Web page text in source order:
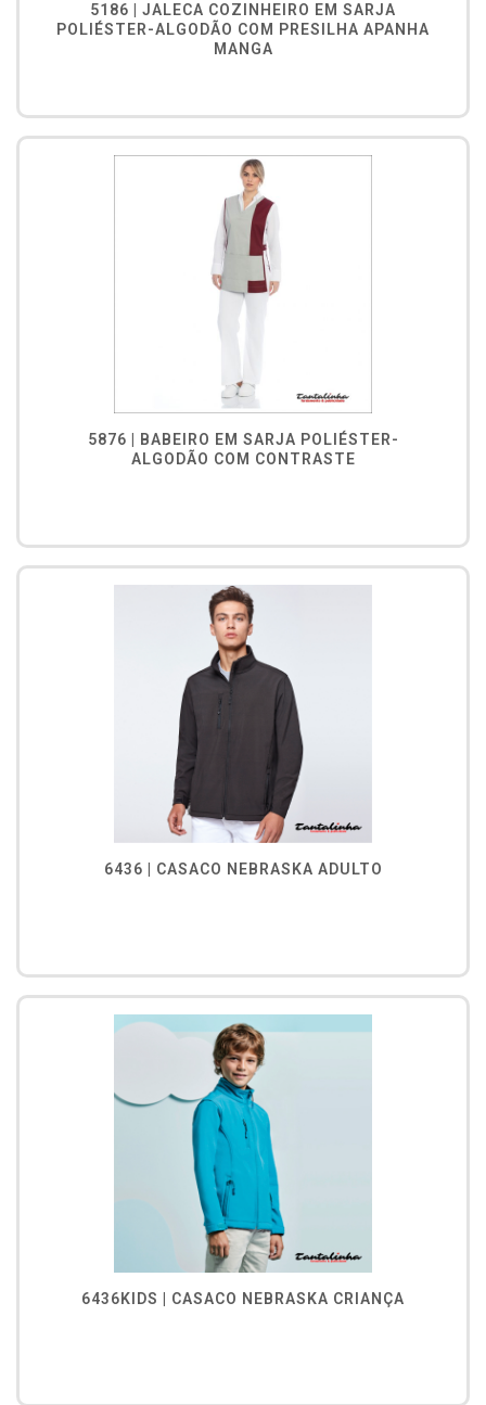
5186 | JALECA COZINHEIRO EM SARJA
POLIÉSTER-ALGODÃO COM PRESILHA APANHA
MANGA
5876 | BABEIRO EM SARJA POLIÉSTER-
ALGODÃO COM CONTRASTE
6436 | CASACO NEBRASKA ADULTO
6436KIDS | CASACO NEBRASKA CRIANÇA